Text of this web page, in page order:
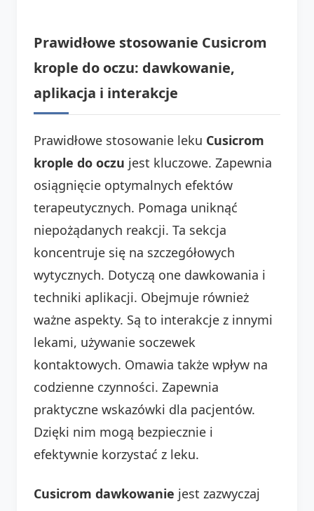
Prawidłowe stosowanie Cusicrom
krople do oczu: dawkowanie,
aplikacja i interakcje
Prawidłowe stosowanie leku Cusicrom
krople do oczu jest kluczowe. Zapewnia
osiągnięcie optymalnych efektów
terapeutycznych. Pomaga uniknąć
niepożądanych reakcji. Ta sekcja
koncentruje się na szczegółowych
wytycznych. Dotyczą one dawkowania i
techniki aplikacji. Obejmuje również
ważne aspekty. Są to interakcje z innymi
lekami, używanie soczewek
kontaktowych. Omawia także wpływ na
codzienne czynności. Zapewnia
praktyczne wskazówki dla pacjentów.
Dzięki nim mogą bezpiecznie i
efektywnie korzystać z leku.
Cusicrom dawkowanie jest zazwyczaj